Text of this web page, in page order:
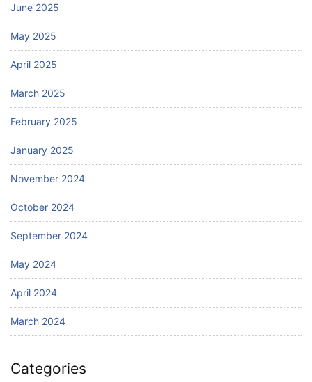
June 2025
May 2025
April 2025
March 2025
February 2025
January 2025
November 2024
October 2024
September 2024
May 2024
April 2024
March 2024
Categories